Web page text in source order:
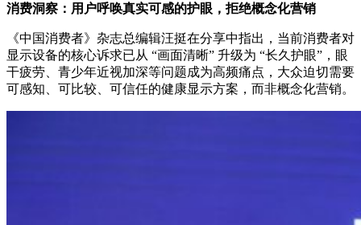
消费洞察：用户呼唤真实可感的护眼，拒绝概念化营销
《中国消费者》杂志总编辑汪挺在分享中指出，当前消费者对
显示设备的核心诉求已从 “画面清晰” 升级为 “长久护眼”，眼
干疲劳、青少年近视加深等问题成为高频痛点，大众迫切需要
可感知、可比较、可信任的健康显示方案，而非概念化营销。